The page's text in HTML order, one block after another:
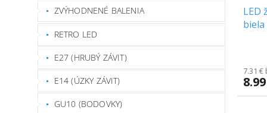
ZVÝHODNENÉ BALENIA
RETRO LED
E27 (HRUBÝ ZÁVIT)
E14 (ÚZKY ZÁVIT)
GU10 (BODOVKY)
LED
biela
7.31 €